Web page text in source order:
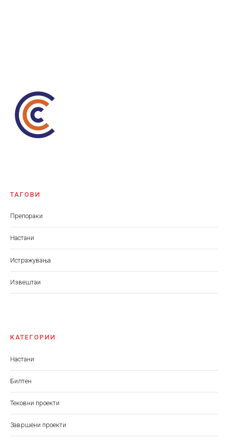
ТАГОВИ
Препораки
Настани
Истражувања
Извештаи
КАТЕГОРИИ
Настани
Билтен
Тековни проекти
Завршени проекти